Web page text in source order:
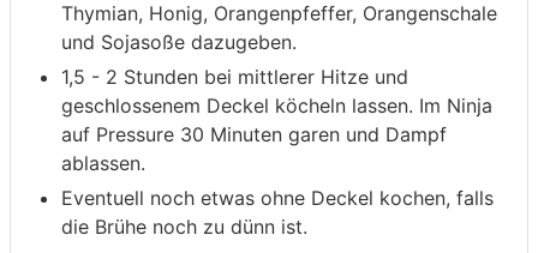
Thymian, Honig, Orangenpfeffer, Orangenschale
und Sojasoße dazugeben.
1,5 - 2 Stunden bei mittlerer Hitze und
geschlossenem Deckel köcheln lassen. Im Ninja
auf Pressure 30 Minuten garen und Dampf
ablassen.
Eventuell noch etwas ohne Deckel kochen, falls
die Brühe noch zu dünn ist.